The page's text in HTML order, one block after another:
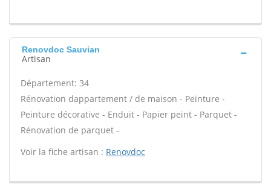
Renovdoc Sauvian
Artisan
Département: 34
Rénovation dappartement / de maison - Peinture -
Peinture décorative - Enduit - Papier peint - Parquet -
Rénovation de parquet -
Voir la fiche artisan : Renovdoc